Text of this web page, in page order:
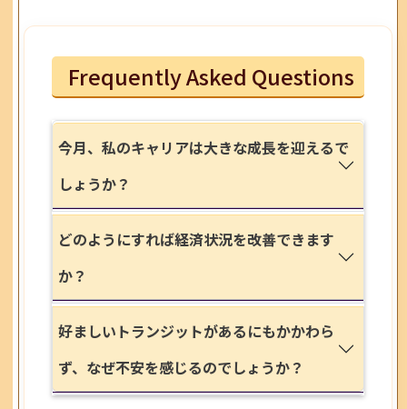
Frequently Asked Questions
今月、私のキャリアは大きな成長を迎えるで
しょうか？
どのようにすれば経済状況を改善できます
か？
好ましいトランジットがあるにもかかわら
ず、なぜ不安を感じるのでしょうか？